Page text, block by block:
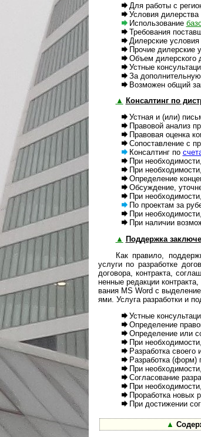
Для работы с
Условия дилерства
Использование
Требования
Дилерские условия
Прочие дилерские
Объем дилерского
Устные
За
Возможен общий
▲ Консалтинг по
Устная и (или)
Правовой анализ
Правовая оценка
Сопоставление с
Консалтинг по
При
При
Определение
Обсуждение,
При
По проектам за
При
При наличии
▲ Поддержка
Как правило,
услуги по раз­ра­ботке
дого­вора, конт­ракта,
нен­ные редак­ции
ва­ния MS Word с
ями. Услуга раз­ра­ботки и
Устные
Определение
Определение или
При
Разработка своего
Разработка (форм)
При
Согласование
При
Проработка новых
При достижении
▲